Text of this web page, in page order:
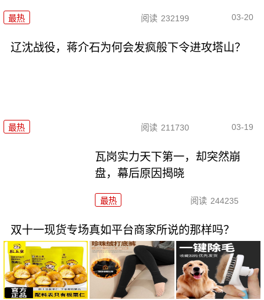
最热 阅读 232199 03-20
辽沈战役，蒋介石为何会发疯般下令进攻塔山？
最热 阅读 211730 03-19
瓦岗实力天下第一，却突然崩
盘，幕后原因揭晓
最热 阅读 244235
双十一现货专场真如平台商家所说的那样吗？